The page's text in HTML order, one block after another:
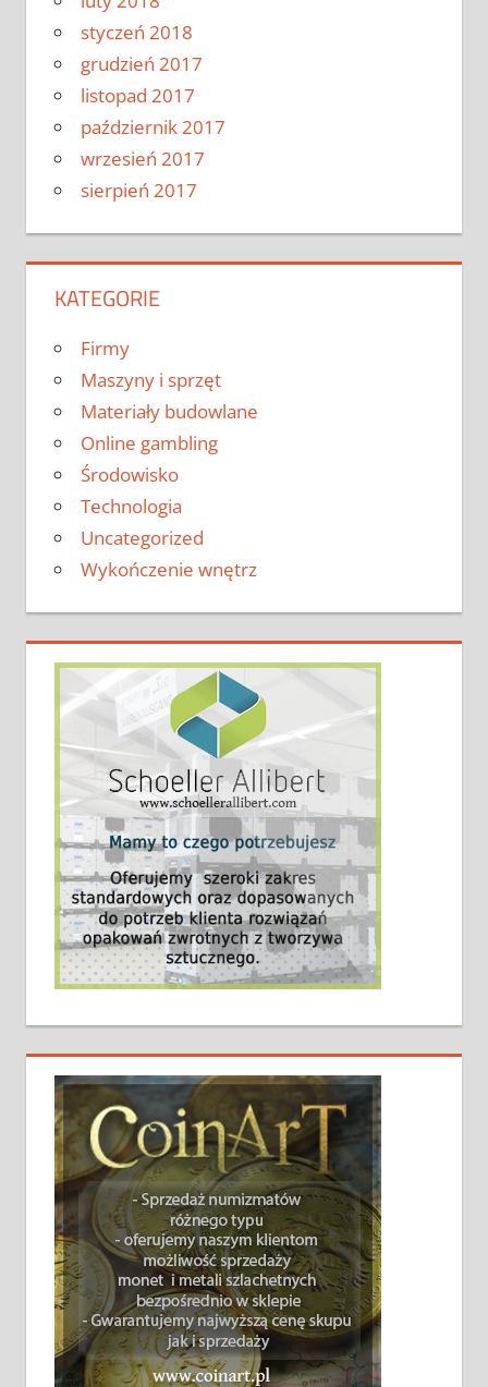
styczeń 2018
grudzień 2017
listopad 2017
październik 2017
wrzesień 2017
sierpień 2017
KATEGORIE
Firmy
Maszyny i sprzęt
Materiały budowlane
Online gambling
Środowisko
Technologia
Uncategorized
Wykończenie wnętrz